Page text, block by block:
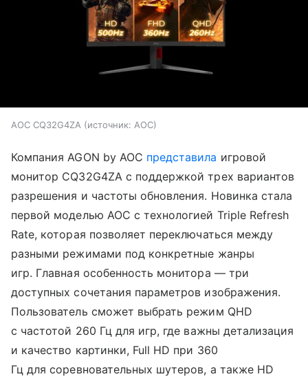
AOC CQ32G4ZA источник: AOC
Компания AGON by AOC представила игровой
монитор CQ32G4ZA с поддержкой трех вариантов
разрешения и частоты обновления. Новинка стала
первой моделью AOC с технологией Triple Refresh
Rate, которая позволяет переключаться между
разными режимами под конкретные жанры
игр. Главная особенность монитора — три
доступных сочетания параметров изображения.
Пользователь сможет выбрать режим QHD
с частотой 260 Гц для игр, где важны детализация
и качество картинки, Full HD при 360
Гц для соревновательных шутеров, а также HD